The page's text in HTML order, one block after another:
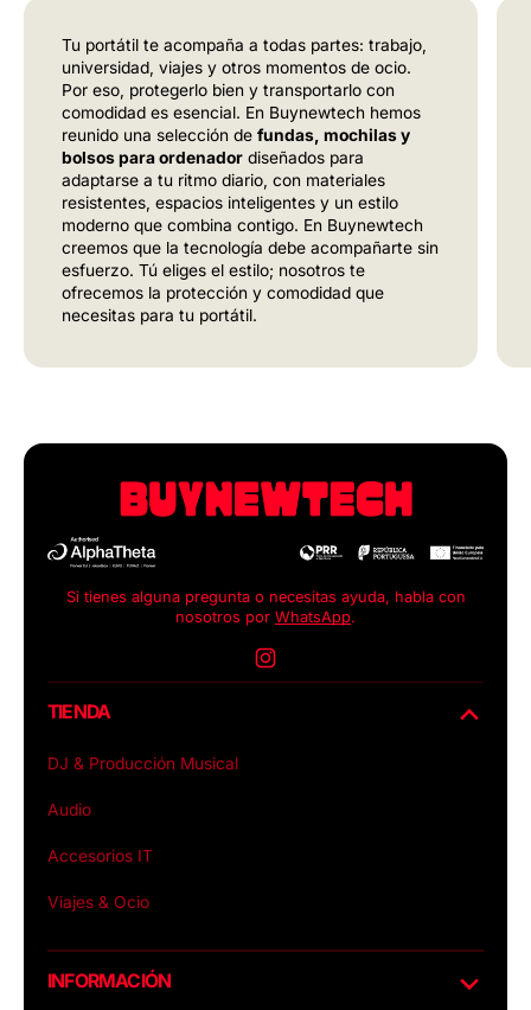
Tu portátil te acompaña a todas partes: trabajo,
universidad, viajes y otros momentos de ocio.
Por eso, protegerlo bien y transportarlo con
comodidad es esencial. En Buynewtech hemos
reunido una selección de fundas, mochilas y
bolsos para ordenador diseñados para
adaptarse a tu ritmo diario, con materiales
resistentes, espacios inteligentes y un estilo
moderno que combina contigo. En Buynewtech
creemos que la tecnología debe acompañarte sin
esfuerzo. Tú eliges el estilo; nosotros te
ofrecemos la protección y comodidad que
necesitas para tu portátil.
Si tienes alguna pregunta o necesitas ayuda, habla con
nosotros por WhatsApp.
Instagram
TIENDA
DJ & Producción Musical
Audio
Accesorios IT
Viajes & Ocio
INFORMACIÓN